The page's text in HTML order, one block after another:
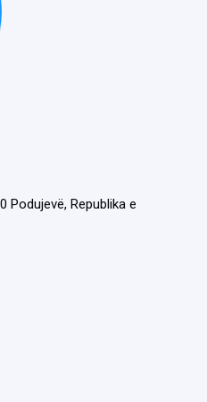
Podujevë, Republika e